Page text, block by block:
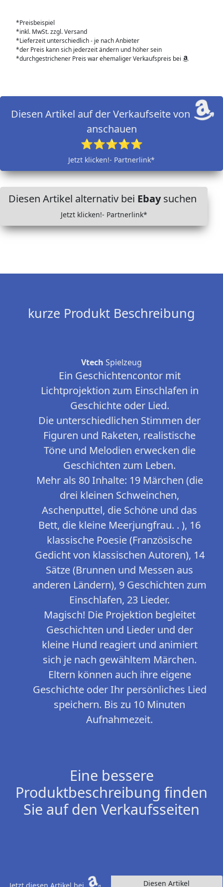
*Preisbeispiel
*inkl. MwSt. zzgl. Versand
*Lieferzeit unterschiedlich - je nach Anbieter
*der Preis kann sich jederzeit ändern und höher sein
*durchgestrichener Preis war ehemaliger Verkaufspreis bei
Diesen Artikel auf der Verkaufseite von
anschauen
⭐⭐⭐⭐⭐
Jetzt klicken!- Partnerlink*
Diesen Artikel alternativ bei Ebaysuchen
Jetzt klicken!- Partnerlink*
kurze Produkt Beschreibung
Vtech Spielzeug
Ein Geschichtencontor mit
Lichtprojektion zum Einschlafen in
Geschichte oder Lied.
Die unterschiedlichen Stimmen der
Figuren und Raketen, realistische
Töne und Melodien erwecken die
Geschichten zum Leben.
Mehr als 80 Inhalte: 19 Märchen (die
drei kleinen Schweinchen,
Aschenputtel, die Schöne und das
Bett, die kleine Meerjungfrau. . ), 16
klassische Poesie (Französische
Gedicht von klassischen Autoren), 14
Sätze (Brunnen und Messen aus
anderen Ländern), 9 Geschichten zum
Einschlafen, 23 Lieder.
Magisch! Die Projektion begleitet
Geschichten und Lieder und der
kleine Hund reagiert und animiert
sich je nach gewähltem Märchen.
Eltern können auch ihre eigene
Geschichte oder Ihr persönliches Lied
speichern. Bis zu 10 Minuten
Aufnahmezeit.
Eine bessere
Produktbeschreibung finden
Sie auf den Verkaufsseiten
Diesen Artikel